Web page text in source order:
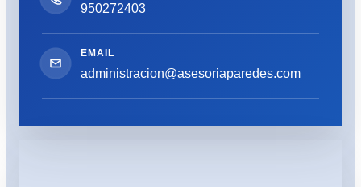
950272403
administracion@asesoriaparedes.com